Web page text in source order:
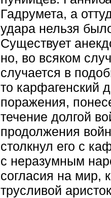
Гадрумета, а
удара нельзя
Существует
но, во всяком
случается в
то карфагенский
поражения,
течение долгой
продолжения
столкнул его с
с неразумным
согласия на мир,
трусливой